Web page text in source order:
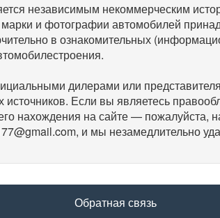
независимым некоммерческим
и фотографии автомобилей
в ознакомительных
дилерами или
источников. Если вы являетесь
нахождения на сайте — пожалуйста,
и мы незамедлительно
Обратная связь